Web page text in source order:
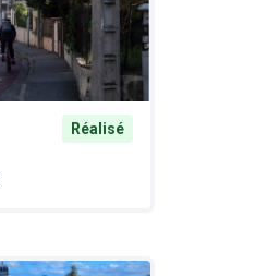
Réalisé